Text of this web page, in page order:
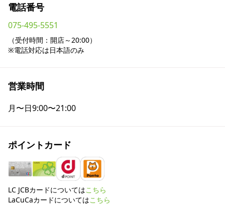
電話番号
075-495-5551
（受付時間：開店～20:00）
※電話対応は日本語のみ
営業時間
月〜日9:00〜21:00
ポイントカード
LC JCBカードについてはこちら
LaCuCaカードについてはこちら